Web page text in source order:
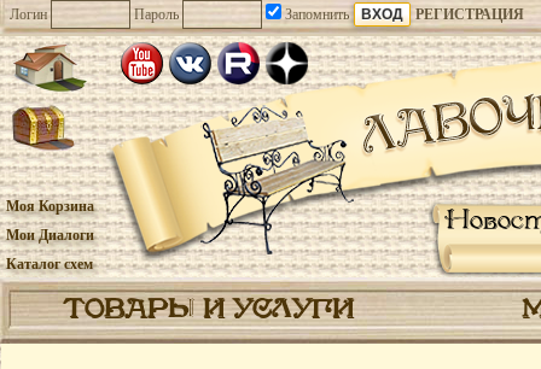
Логин Пароль Запомнить РЕГИСТРАЦИЯ
Моя Корзина
Мои Диалоги
Каталог схем
ТОВАРЫ И УСЛУГИ